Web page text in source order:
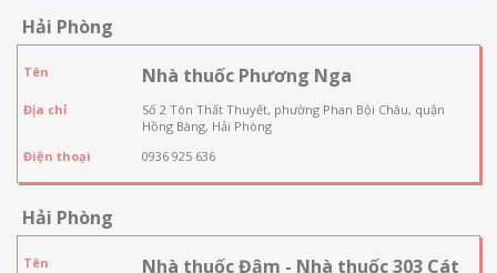
Hải Phòng
Tên Nhà thuốc Phương Nga
Địa chỉ
Số 2 Tôn Thất Thuyết, phường Phan Bội Châu, quận
Hồng Bàng, Hải Phòng
Điện thoại
0936 925 636
Hải Phòng
Tên
Nhà thuốc Đậm - Nhà thuốc 303 Cát